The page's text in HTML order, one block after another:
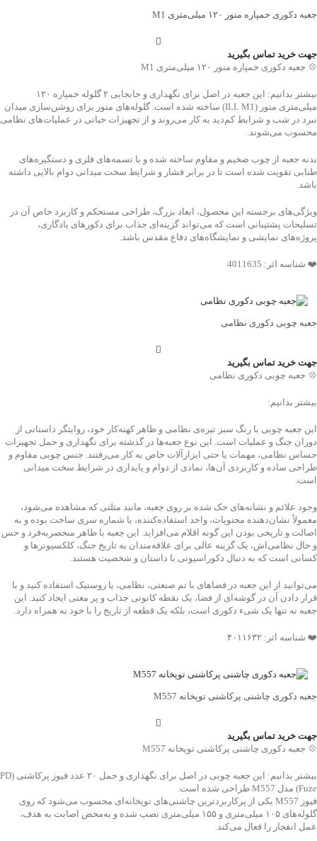
جعبه دکوری خمپاره منور ۱۲۰ میلی‌متری M1
جهت خرید تماس بگیرید
💠 جعبه دکوری خمپاره منور ۱۲۰ میلی‌متری M1
بیشتر بدانیم: این جعبه در اصل برای نگهداری و جابجایی ۲ گلوله خمپاره ۱۲۰
میلی‌متری منور (ILL M1) ساخته شده است. گلوله‌های منور برای روشن‌سازی میدان
نبرد در شب و شرایط کم‌دید به کار می‌روند و از تجهیزات حیاتی در عملیات‌های نظامی
محسوب می‌شوند.
بدنه جعبه از چوب ضخیم و مقاوم ساخته شده و با تسمه‌های فلزی و دستگیره‌های
طنابی تقویت شده است تا در برابر فشار و شرایط سخت میدانی دوام بالایی داشته
باشد.
ویژگی‌های برجسته این محصول، ابعاد بزرگ، طراحی مستحکم و کاربرد خاص آن در
تسلیحات پشتیبانی است که می‌تواند گزینه‌ای جذاب برای دکورهای یادگاری،
پروژه‌های نمایشی و نمایشگاه‌های دفاع مقدس باشد.
❤️ شناسه اثر: 4011635
جعبه چوبی دکوری نظامی
جهت خرید تماس بگیرید
💠 جعبه چوبی دکوری نظامی
بیشتر بدانیم:
این جعبه چوبی با رنگ سبز تیره‌ی نظامی و ظاهر کهنه‌کار خود، روایتگر داستانی از
دوران جنگ و عملیات است. این نوع جعبه‌ها در گذشته برای نگهداری و حمل تجهیزات
حساس نظامی، مهمات یا حتی ابزارآلات خاص به کار می‌رفتند. جنس چوبی مقاوم و
طراحی ساده و کاربردی آن‌ها، نمادی از دوام و پایداری در شرایط سخت میدانی
است.
وجود علائم و نشانه‌های حک شده بر روی جعبه، مانند مثلثی که مشاهده می‌شود،
معمولاً نشان‌دهنده محتویات، واحد استفاده‌کننده، یا شماره سری ساخت بوده و به
اصالت و تاریخی بودن این گونه اقلام می‌افزاید. این جعبه با ظاهر منحصربه‌فرد و حس
و حال نظامی‌اش، یک گزینه عالی برای علاقه‌مندان به تاریخ جنگ، کلکسیونرها و
کسانی است که به دنبال دکوراسیونی با داستان و شخصیت هستند.
می‌توانید از این جعبه در فضاهای با تم صنعتی، نظامی، یا روستیک استفاده کنید و با
قرار دادن آن در گوشه‌ای از فضا، یک نقطه کانونی جذاب و پر معنی ایجاد کنید. این
جعبه نه تنها یک شیء دکوری است، بلکه یک قطعه از تاریخ را با خود به همراه دارد.
❤️ شناسه اثر: ۴۰۱۱۶۳۲
جعبه دکوری چاشنی پرکاشنی توپخانه M557
جهت خرید تماس بگیرید
💠 جعبه دکوری چاشنی پرکاشنی توپخانه M557
بیشتر بدانیم: این جعبه چوبی در اصل برای نگهداری و حمل ۲۰ عدد فیوز پرکاشنی (PD
Fuze) مدل M557 طراحی شده است.
فیوز M557 یکی از پرکاربردترین چاشنی‌های توپخانه‌ای محسوب می‌شود که روی
گلوله‌های ۱۰۵ میلی‌متری و ۱۵۵ میلی‌متری نصب شده و به‌محض اصابت به هدف،
عمل انفجار را فعال می‌کند.